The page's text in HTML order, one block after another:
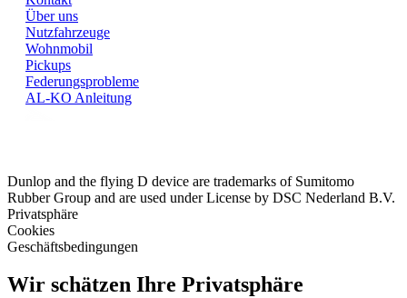
Über uns
Nutzfahrzeuge
Wohnmobil
Pickups
Federungsprobleme
AL-KO Anleitung
Dunlop and the flying D device are trademarks of Sumitomo
Rubber Group and are used under License by DSC Nederland B.V.
Privatsphäre
Cookies
Geschäftsbedingungen
Wir schätzen Ihre Privatsphäre